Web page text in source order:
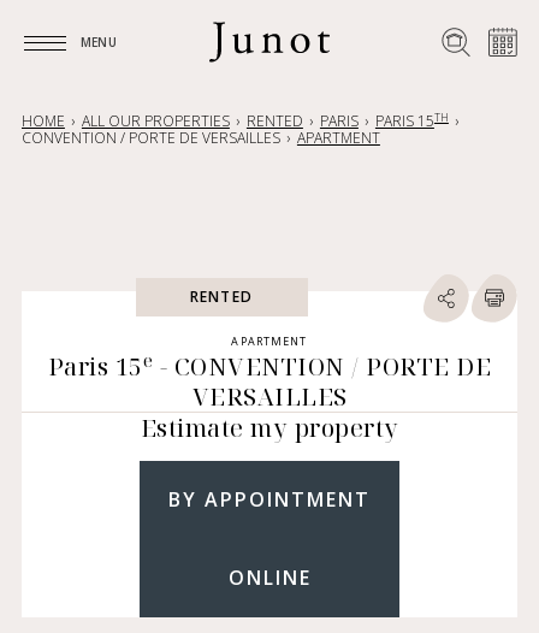
MENU
HOME ALL OUR PROPERTIES RENTED PARIS PARIS 15TH
CONVENTION / PORTE DE VERSAILLES APARTMENT
RENTED
APARTMENT
Paris 15e - CONVENTION / PORTE DE
VERSAILLES
Estimate my property
BY APPOINTMENT
ONLINE